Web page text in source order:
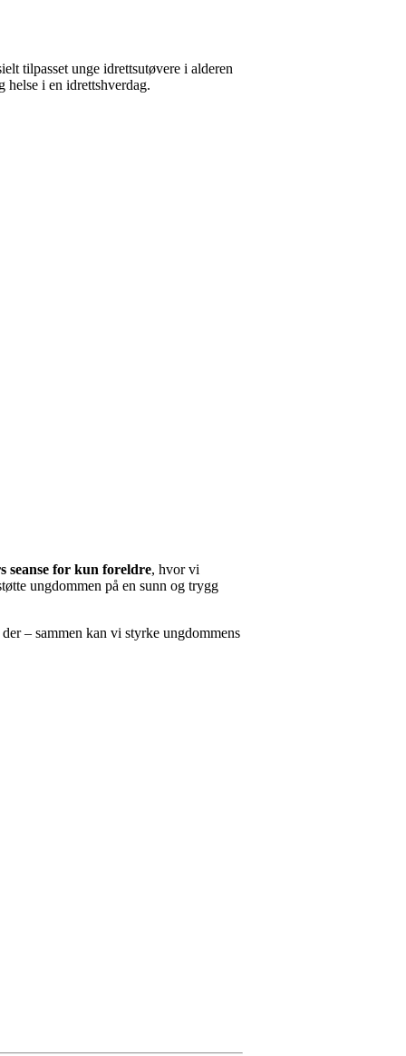
tilpasset unge idrettsutøvere i alderen
i en idrettshverdag.
seanse for kun foreldre, hvor vi
ungdommen på en sunn og trygg
– sammen kan vi styrke ungdommens